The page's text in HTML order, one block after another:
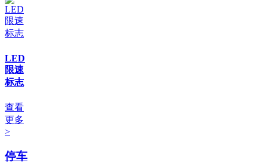
LED
限速
标志
查看
更多
>
停车